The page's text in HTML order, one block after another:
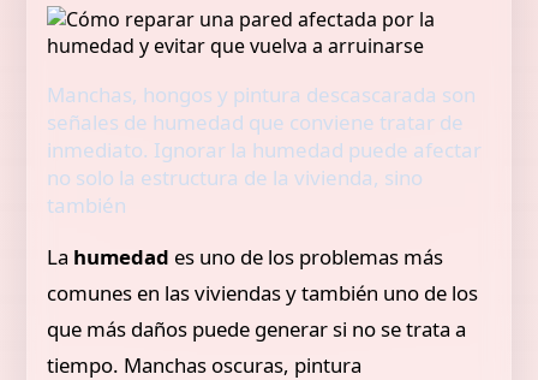
Manchas, hongos y pintura descascarada son
señales de humedad que conviene tratar de
inmediato. Ignorar la humedad puede afectar
no solo la estructura de la vivienda, sino
también
La humedad es uno de los problemas más
comunes en las viviendas y también uno de los
que más daños puede generar si no se trata a
tiempo. Manchas oscuras, pintura